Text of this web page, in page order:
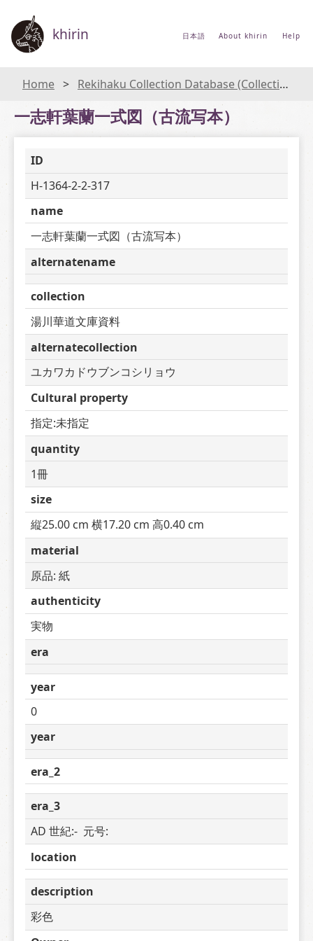
khirin 日本語 About khirin Help
Home Rekihaku Collection Database (Collections Database of the National Museum of Japanese History)
一志軒葉蘭一式図（古流写本）
ID
H-1364-2-2-317
name
一志軒葉蘭一式図（古流写本）
alternatename
collection
湯川華道文庫資料
alternatecollection
ユカワカドウブンコシリョウ
Cultural property
指定:未指定
quantity
1冊
size
縦25.00 cm 横17.20 cm 高0.40 cm
material
原品: 紙
authenticity
実物
era
year
0
year
era_2
era_3
AD 世紀:-  元号:
location
description
彩色